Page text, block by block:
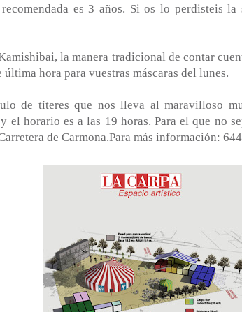
es 3 años. Si os lo perdisteis la
la manera tradicional de contar
última hora para vuestras máscaras del lunes.
de títeres que nos lleva al maravilloso
el horario es a las 19 horas. Para el que no
de Carmona.Para más información: